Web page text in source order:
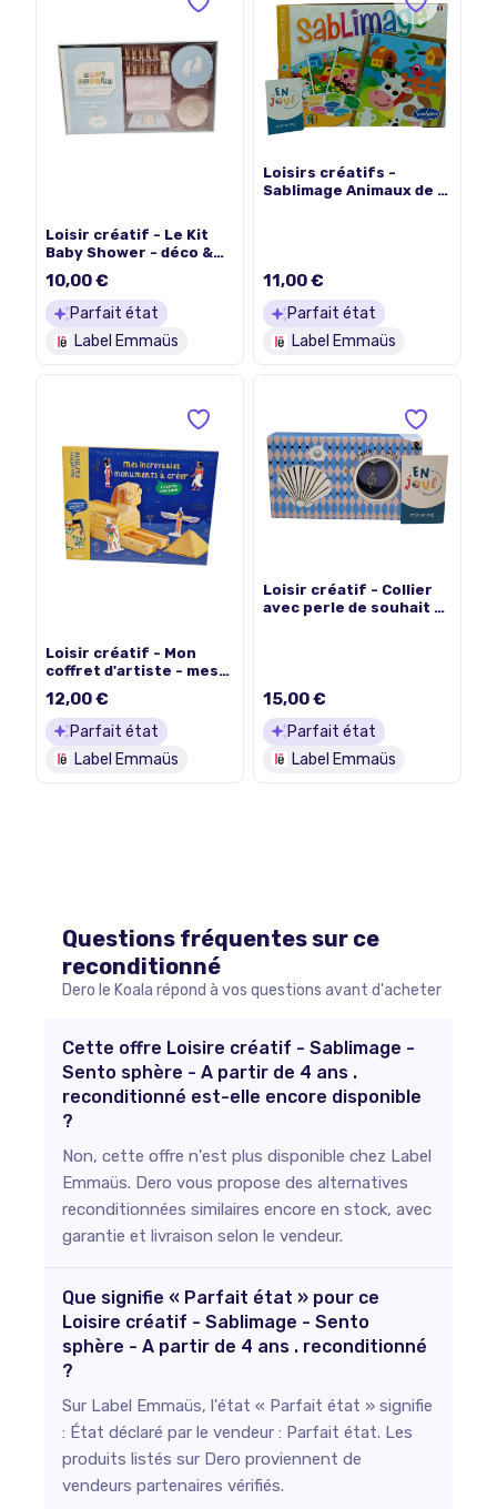
Loisir créatif - Le Kit
Baby Shower - déco &
carnet souvenirs
10,00 €
Parfait état
Label Emmaüs
Loisirs créatifs -
Sablimage Animaux de la
11,00 €
Parfait état
Label Emmaüs
Loisir créatif - Mon
coffret d'artiste - mes
constructions -
l'égypte ancienne -
Auzou - 7 ans +
12,00 €
Parfait état
Label Emmaüs
Loisir créatif - Collier
avec perle de souhait -
15,00 €
Parfait état
Label Emmaüs
Questions fréquentes sur ce
reconditionné
Dero le Koala répond à vos questions avant d'acheter
Cette offre Loisire créatif - Sablimage -
Sento sphère - A partir de 4 ans .
reconditionné est-elle encore disponible
?
Non, cette offre n'est plus disponible chez Label
Emmaüs. Dero vous propose des alternatives
reconditionnées similaires encore en stock, avec
garantie et livraison selon le vendeur.
Que signifie « Parfait état » pour ce
Loisire créatif - Sablimage - Sento
sphère - A partir de 4 ans . reconditionné
?
Sur Label Emmaüs, l'état « Parfait état » signifie
: État déclaré par le vendeur : Parfait état. Les
produits listés sur Dero proviennent de
vendeurs partenaires vérifiés.